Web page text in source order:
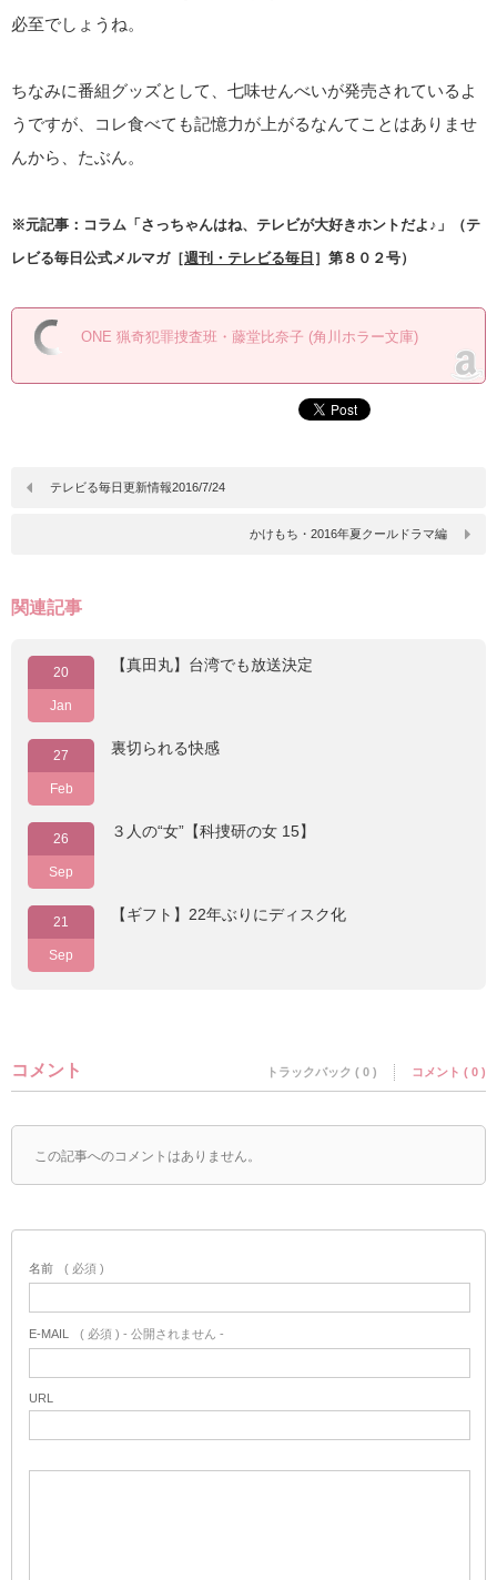
必至でしょうね。
ちなみに番組グッズとして、七味せんべいが発売されているよ
うですが、コレ食べても記憶力が上がるなんてことはありませ
んから、たぶん。
※元記事：コラム「さっちゃんはね、テレビが大好きホントだよ♪」（テ
レビる毎日公式メルマガ［週刊・テレビる毎日 ］第８０２号）
ONE 猟奇犯罪捜査班・藤堂比奈子 (角川ホラー文庫)
テレビる毎日更新情報2016/7/24
かけもち・2016年夏クールドラマ編
関連記事
20
Jan
【真田丸】台湾でも放送決定
27
Feb
裏切られる快感
26
Sep
３人の“女”【科捜研の女 15】
21
Sep
【ギフト】22年ぶりにディスク化
コメント トラックバック ( 0 ) コメント ( 0 )
この記事へのコメントはありません。
名前 ( 必須 )
E-MAIL ( 必須 ) - 公開されません -
URL